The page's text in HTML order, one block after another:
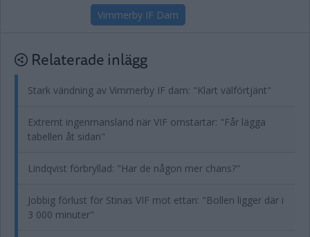
Vimmerby IF Dam
Relaterade inlägg
Stark vändning av Vimmerby IF dam: "Klart välförtjänt"
Extremt ingenmansland när VIF omstartar: "Får lägga
tabellen åt sidan"
Lindqvist förbryllad: "Har de någon mer chans?"
Jobbig förlust för Stinas VIF mot ettan: "Bollen ligger där i
3 000 minuter"